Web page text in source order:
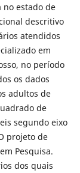
no estado de
descritivo
atendidos
em
no período
os dados
adultos de
de
segundo eixo
projeto de
Pesquisa.
dos quais